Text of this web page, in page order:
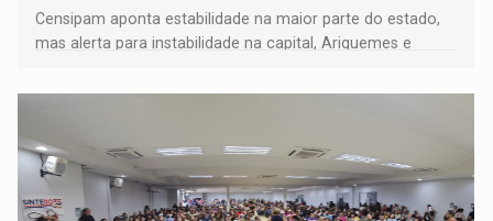
Censipam aponta estabilidade na maior parte do estado,
mas alerta para instabilidade na capital, Ariquemes e